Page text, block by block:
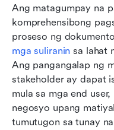
Ang matagumpay na
komprehensibong
mga suliranin sa lahat
Ang pangangalap ng
stakeholder ay dapat
mula sa mga end
negosyo upang
tumutugon sa tunay